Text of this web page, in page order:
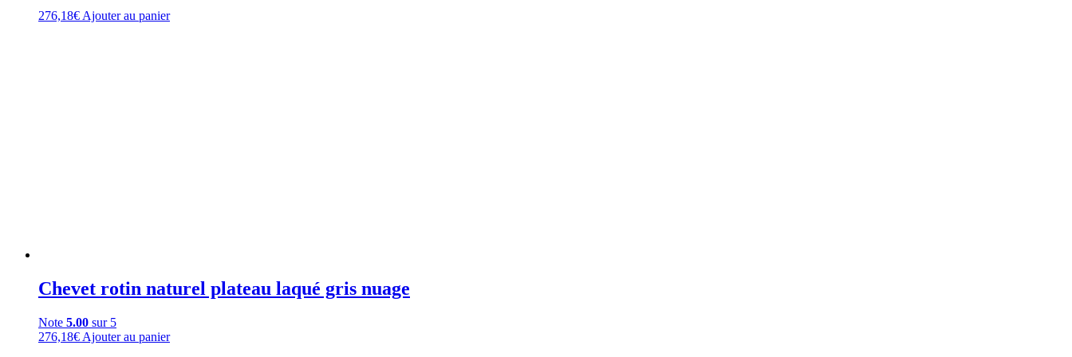
276,18€ Ajouter au panier
Chevet rotin naturel plateau laqué gris nuage
Note 5.00 sur 5
276,18€ Ajouter au panier